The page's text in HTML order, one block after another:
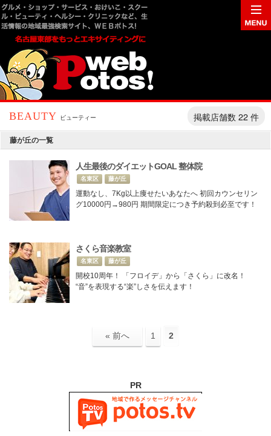
BEAUTY ビューティー 掲載店舗数 22 件
藤が丘の一覧
人生最後のダイエットGOAL 整体院
名東区 藤が丘
運動なし、7Kg以上痩せたいあなたへ 初回カウンセリン
グ10000円→980円 期間限定につき予約殺到必至です！
さくら音楽教室
名東区 藤が丘
開校10周年！ 「フロイデ」から「さくら」に改名！
“音”を表現する“楽”しさを伝えます！
« 前へ 1 2
PR